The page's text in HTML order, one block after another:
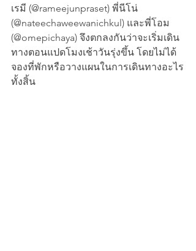
เรมี (@rameejunpraset) พี่นีโน่
(@nateechaweewanichkul) และพี่โอม
(@omepichaya) จึงตกลงกันว่าจะเริ่มเดิน
ทางตอนแปดโมงเช้าวันรุ่งขึ้น โดยไม่ได้
จองที่พักหรือวางแผนในการเดินทางอะไร
ทั้งสิ้น